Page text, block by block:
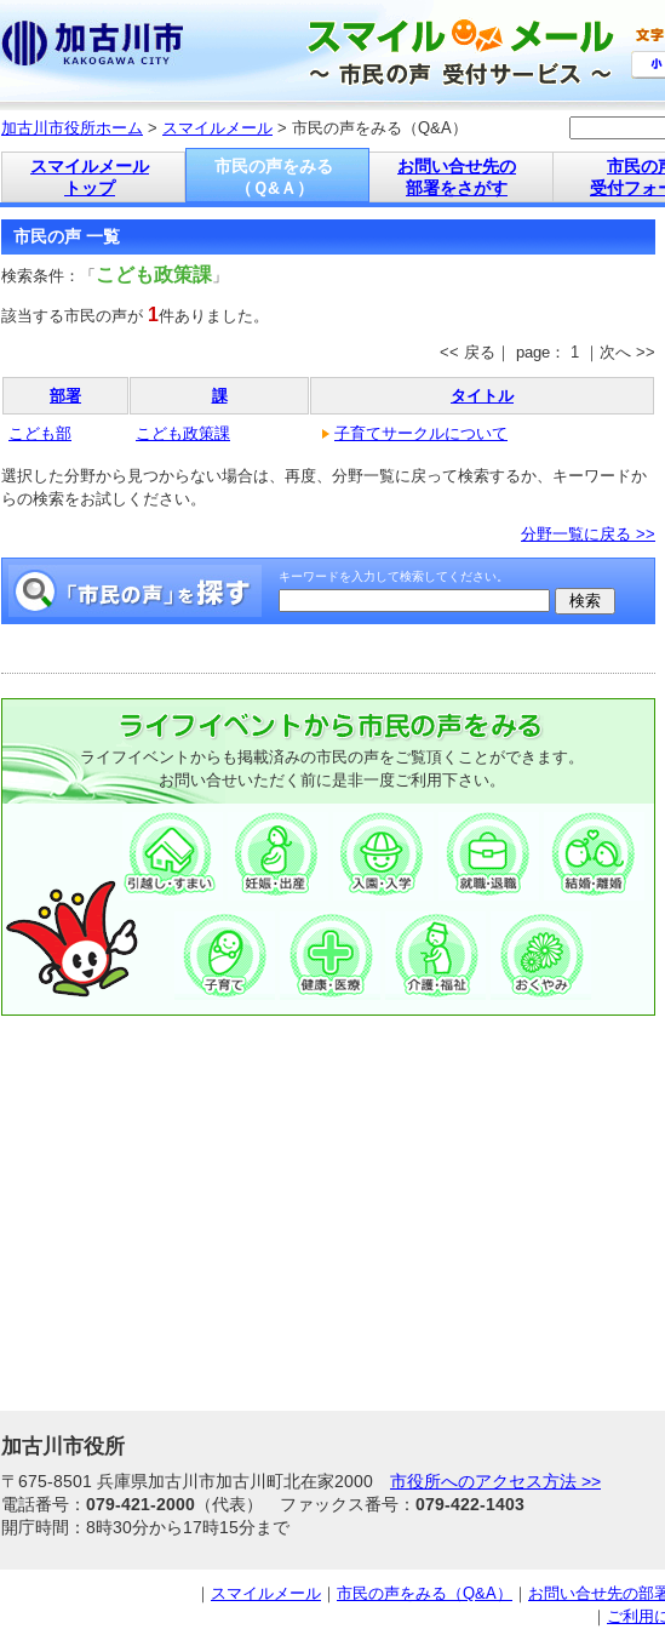
加古川市役所ホーム > スマイルメール > 市民の声をみる（Q&A）
スマイルメール
トップ
市民の声をみる
（Ｑ&Ａ）
お問い合せ先の
部署をさがす
市民の
受付フォ
市民の声 一覧
検索条件：「 こども政策課 」
該当する市民の声が 1件ありました。
<< 戻る｜ page： 1 ｜次へ >>
部署 課 タイトル
こども部 こども政策課 子育てサークルについて
選択した分野から見つからない場合は、再度、分野一覧に戻って検索するか、キーワードか
らの検索をお試しください。
分野一覧に戻る >>
キーワードを入力して検索してください。
ライフイベントからも掲載済みの市民の声をご覧頂くことができます。
お問い合せいただく前に是非一度ご利用下さい。
加古川市役所
〒675-8501 兵庫県加古川市加古川町北在家2000 市役所へのアクセス方法 >>
電話番号： 079-421-2000 （代表） ファックス番号： 079-422-1403
開庁時間：8時30分から17時15分まで
｜ スマイルメール ｜ 市民の声をみる（Q&A） ｜ お問い合せ先の部
｜ ご利用